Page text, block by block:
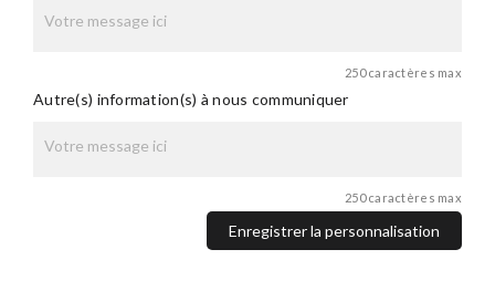
250 caractères max
Autre(s) information(s) à nous communiquer
250 caractères max
Enregistrer la personnalisation